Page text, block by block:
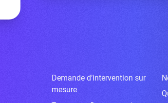
Demande d’intervention sur
mesure